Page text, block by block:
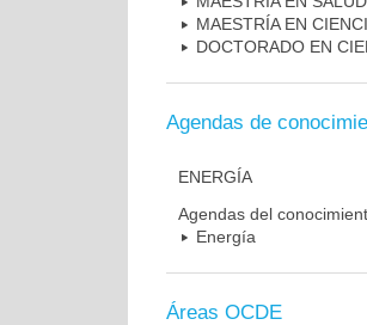
MAESTRÍA EN
DOCTORADO EN
Agendas de
ENERGÍA
Agendas del
Energía
Áreas OCDE